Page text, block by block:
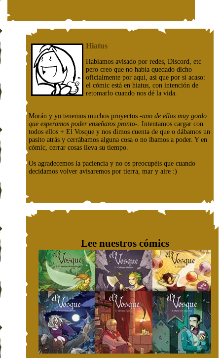
Hiatus
Habíamos avisado por redes, Discord, etc
pero creo que no había quedado dicho
oficialmente por aquí, así que por si acaso:
el cómic está en hiatus, con intención de
retomarlo cuando nos dé la vida.
Morán y yo tenemos muchos proyectos -uno de ellos muy gordo
que esperamos poder enseñaros pronto- . Intentamos cargar con
todos ellos + El Vosque y nos dimos cuenta de que o dábamos un
pasito atrás y cerrábamos alguna cosa o no íbamos a poder. Y en
cómic, cerrar cosas lleva su tiempo.
Os agradecemos la paciencia y no os preocupéis que cuando
decidamos volver avisaremos por tierra, mar y aire :)
Lee nuestros cómics